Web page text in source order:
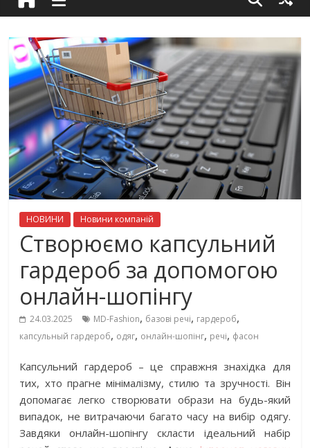
НОВИНИ Новини компаній
Створюємо капсульний
гардероб за допомогою
онлайн-шопінгу
24.03.2025 MD-Fashion, базові речі, гардероб,
капсульный гардероб, одяг, онлайн-шопінг, речі, фасон
Капсульний гардероб – це справжня знахідка для
тих, хто прагне мінімалізму, стилю та зручності. Він
допомагає легко створювати образи на будь-який
випадок, не витрачаючи багато часу на вибір одягу.
Завдяки онлайн-шопінгу скласти ідеальний набір